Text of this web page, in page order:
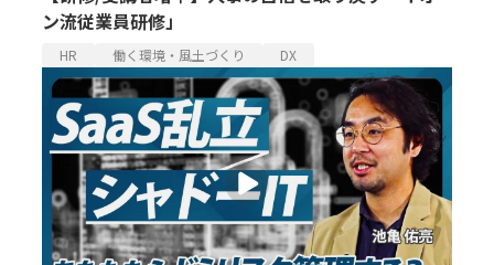
ン流従業員研修」
HR 働く環境・風土づくり DX